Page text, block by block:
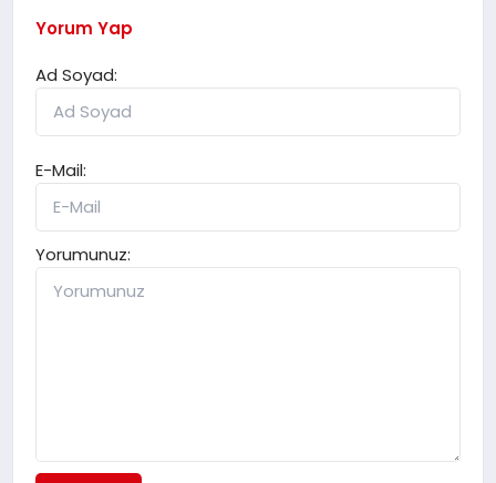
Yorum Yap
Ad Soyad:
E-Mail:
Yorumunuz: